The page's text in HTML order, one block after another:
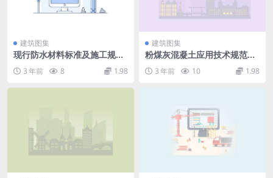
建筑图集
现行防水材料标准及施工规范
3 年前 8 1.98
建筑图集
粉煤灰混凝土应用技术规范GB
3 年前 10 1.98